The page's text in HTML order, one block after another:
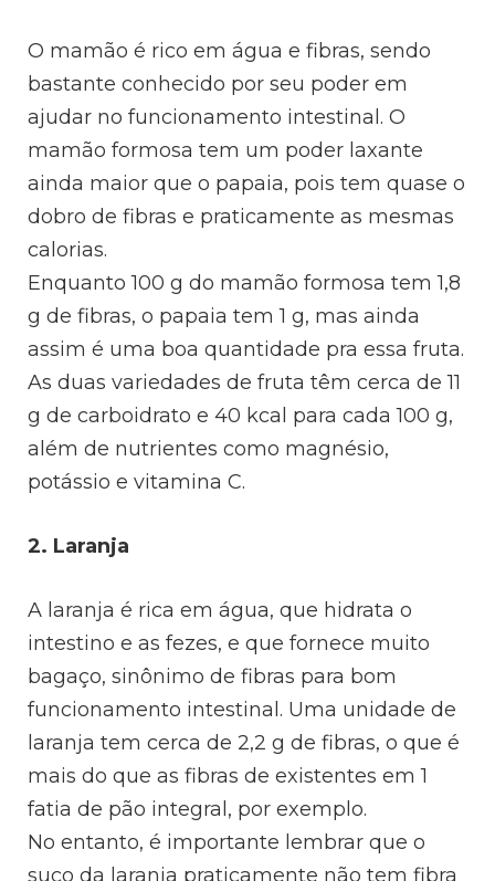
O mamão é rico em água e fibras, sendo
bastante conhecido por seu poder em
ajudar no funcionamento intestinal. O
mamão formosa tem um poder laxante
ainda maior que o papaia, pois tem quase o
dobro de fibras e praticamente as mesmas
calorias.
Enquanto 100 g do mamão formosa tem 1,8
g de fibras, o papaia tem 1 g, mas ainda
assim é uma boa quantidade pra essa fruta.
As duas variedades de fruta têm cerca de 11
g de carboidrato e 40 kcal para cada 100 g,
além de nutrientes como magnésio,
potássio e vitamina C.
2. Laranja
A laranja é rica em água, que hidrata o
intestino e as fezes, e que fornece muito
bagaço, sinônimo de fibras para bom
funcionamento intestinal. Uma unidade de
laranja tem cerca de 2,2 g de fibras, o que é
mais do que as fibras de existentes em 1
fatia de pão integral, por exemplo.
No entanto, é importante lembrar que o
suco da laranja praticamente não tem fibra